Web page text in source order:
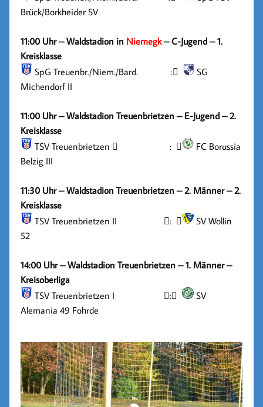
Brück/​Borkheider SV
11:00 Uhr – Waldstadion in Niemegk– C-Jugend – 1.
Kreisklasse
SpG Treuenbr./​Niem./​Bard. :
SG
Michendorf II
11:00 Uhr – Waldstadion Treuenbrietzen – E-Jugend – 2.
Kreisklasse
TSV Treuenbrietzen : 
FC Borussia
Belzig III
11:30 Uhr – Waldstadion Treuenbrietzen – 2. Männer – 2.
Kreisklasse
TSV Treuenbrietzen II : 
SV Wollin
52
14:00 Uhr – Waldstadion Treuenbrietzen – 1. Männer –
Kreisoberliga
TSV Treuenbrietzen I :
SV
Alemania 49 Fohrde